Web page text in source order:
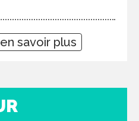
en savoir plus